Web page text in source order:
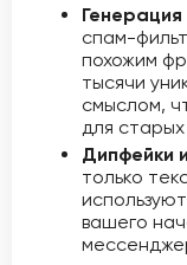
спам-
похожим
тысячи
смыслом,
для
Дипфейки
только
вашего